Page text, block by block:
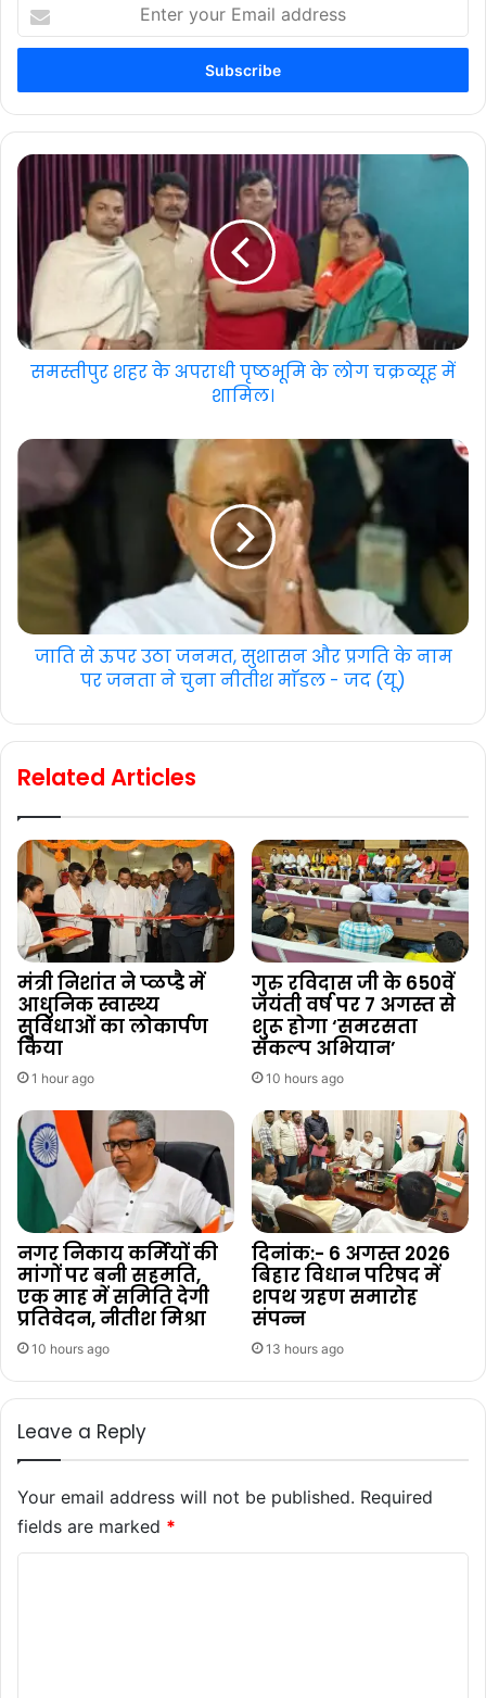
your
Email
समस्तीपुर शहर के अपराधी पृष्ठभूमि के लोग चक्रव्यूह में
शामिल।
जाति से ऊपर उठा जनमत, सुशासन और प्रगति के नाम
पर जनता ने चुना नीतीश माॅडल - जद (यू)
Related Articles
मंत्री निशांत ने प्ळप्डै में
आधुनिक स्वास्थ्य
सुविधाओं का लोकार्पण
किया
1 hour ago
गुरु रविदास जी के 650वें
जयंती वर्ष पर 7 अगस्त से
शुरू होगा ‘समरसता
संकल्प अभियान’
10 hours ago
नगर निकाय कर्मियों की
मांगों पर बनी सहमति,
एक माह में समिति देगी
प्रतिवेदन, नीतीश मिश्रा
10 hours ago
दिनांक:- 6 अगस्त 2026
बिहार विधान परिषद में
शपथ ग्रहण समारोह
संपन्न
13 hours ago
Leave a Reply
Your email address will not be published. Required
fields are marked *